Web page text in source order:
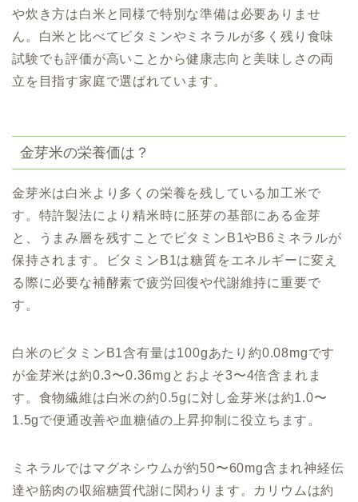
や炊き方は白米と同様で特別な準備は必要ありませ
ん。白米と比べてビタミンやミネラルが多く残り食味
試験でも評価が高いことから健康志向と美味しさの両
立を目指す家庭で選ばれています。
金芽米の栄養価は？
金芽米は白米より多くの栄養を残している加工米で
す。特許製法により精米時に胚芽の基部にある金芽
と、うまみ層を残すことでビタミンB1やB6ミネラルが
保持されます。ビタミンB1は糖質をエネルギーに変え
る際に必要な補酵素で疲労回復や代謝維持に重要で
す。
白米のビタミンB1含有量は100gあたり約0.08mgです
が金芽米は約0.3〜0.36mgとおよそ3〜4倍含まれま
す。食物繊維は白米の約0.5gに対し金芽米は約1.0〜
1.5gで便通改善や血糖値の上昇抑制に役立ちます。
ミネラルではマグネシウムが約50〜60mg含まれ神経伝
達や筋肉の収縮糖質代謝に関わります。カリウムは約